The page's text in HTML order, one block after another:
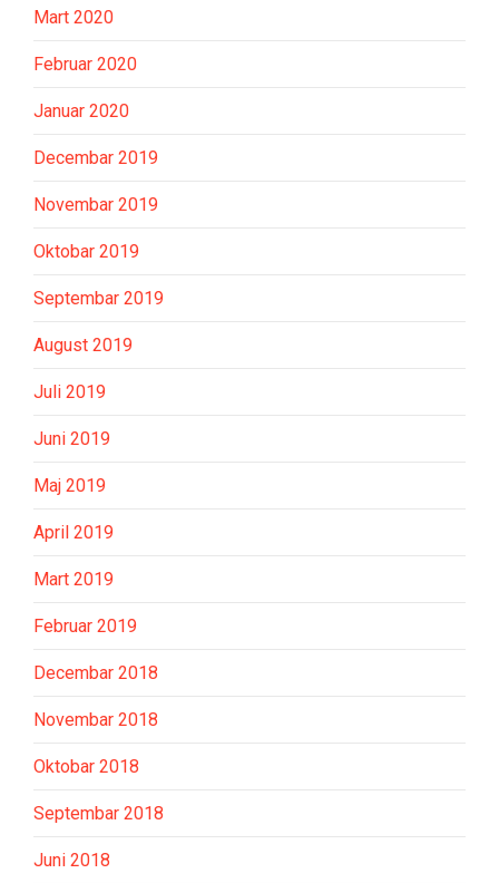
Mart 2020
Februar 2020
Januar 2020
Decembar 2019
Novembar 2019
Oktobar 2019
Septembar 2019
August 2019
Juli 2019
Juni 2019
Maj 2019
April 2019
Mart 2019
Februar 2019
Decembar 2018
Novembar 2018
Oktobar 2018
Septembar 2018
Juni 2018